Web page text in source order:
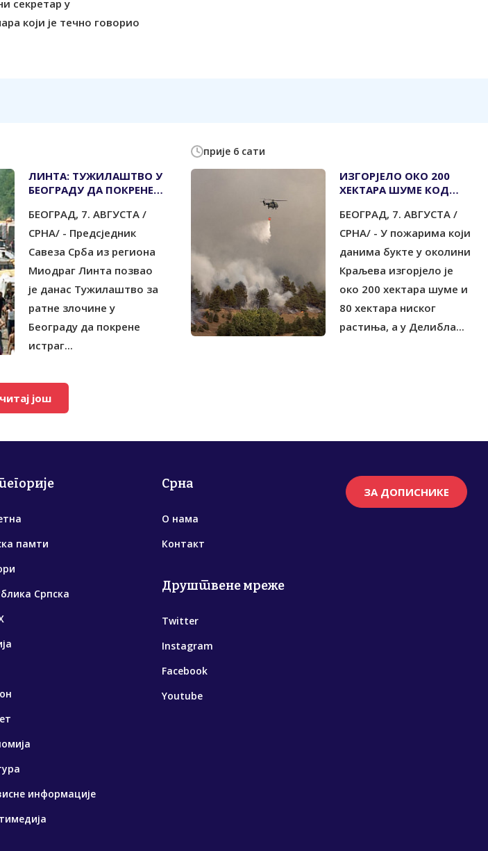
секретар у
који је течно говорио
ЛИНТА: ТУЖИЛАШТВО У
БЕОГРАДУ ДА ПОКРЕНЕ
СРПСКИХ ЦИВИЛА НА
БАНИЈИ
БЕОГРАД, 7. АВГУСТА /
СРНА/ - Предсједник
Савеза Срба из региона
Миодраг Линта позвао
је данас Тужилаштво за
ратне злочине у
Београду да покрене
истраг...
прије 6 сати
ИЗГОРЈЕЛО ОКО 200
ХЕКТАРА ШУМЕ КОД
БЕОГРАД, 7. АВГУСТА /
СРНА/ - У пожарима који
данима букте у околини
Краљева изгорјело је
око 200 хектара шуме и
80 хектара ниског
растиња, а у Делибла...
још
памти
Српска
информације
Срна
О нама
Контакт
Друштвене мреже
Twitter
Instagram
Facebook
Youtube
ЗА ДОПИСНИКЕ